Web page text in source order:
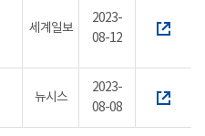
세계일보
2023-
08-12
뉴시스
2023-
08-08